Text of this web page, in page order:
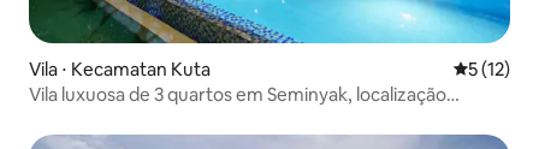
Vila ⋅ Kecamatan Kuta 5 de uma
5 (12)
Vila luxuosa de 3 quartos em Seminyak, localização